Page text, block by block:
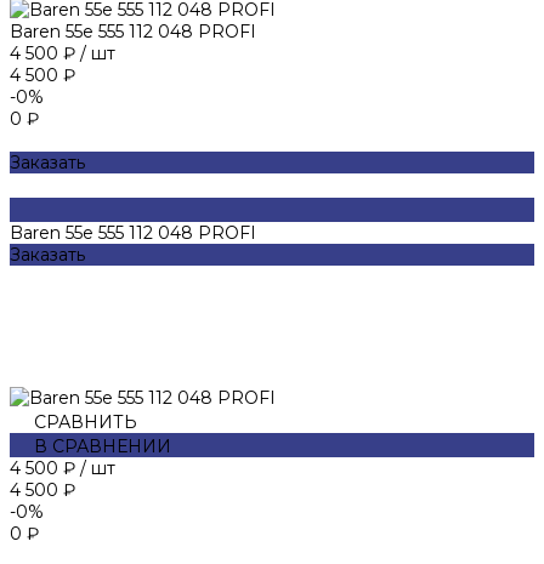
Baren 55е 555 112 048 PROFI
4 500 ₽ / шт
4 500 ₽
-0%
0 ₽
Заказать
Baren 55е 555 112 048 PROFI
Заказать
СРАВНИТЬ
В СРАВНЕНИИ
4 500 ₽ / шт
4 500 ₽
-0%
0 ₽